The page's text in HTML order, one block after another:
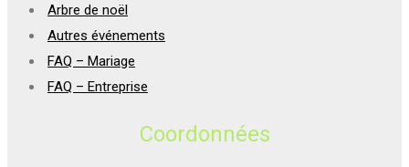
Arbre de noël
Autres événements
FAQ – Mariage
FAQ – Entreprise
Coordonnées